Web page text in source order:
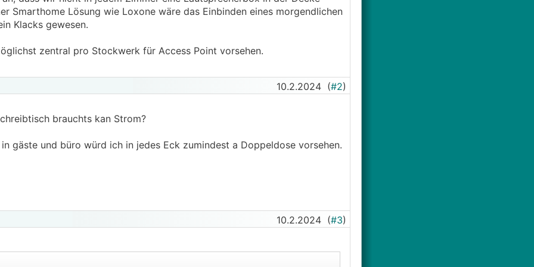
Smarthome Lösung wie Loxone wäre das Einbinden eines morgendlichen
Klacks gewesen.
zentral pro Stockwerk für Access Point vorsehen.
10.2.2024 (#2)
brauchts kan Strom?
gäste und büro würd ich in jedes Eck zumindest a Doppeldose vorsehen.
10.2.2024 (#3)